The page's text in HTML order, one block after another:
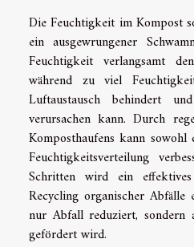
Die Feuchtigkeit im Kompost
ein ausgewrungener
Feuchtigkeit verlangsamt
während zu viel
Luftaustausch behindert
verursachen kann. Durch
Komposthaufens kann
Feuchtigkeitsverteilung
Schritten wird ein
Recycling organischer
nur Abfall reduziert, sondern
gefördert wird.